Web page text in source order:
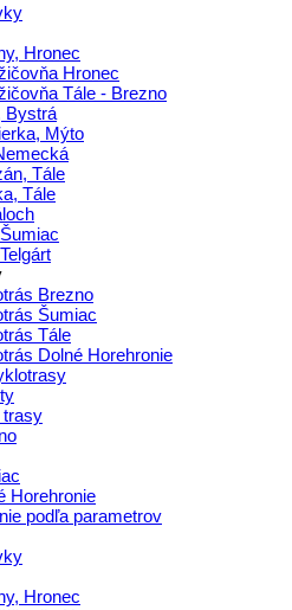
Hronec
Hronec
Tále - Brezno
Bystrá
Mýto
Tále
Tále
Brezno
Šumiac
Tále
Dolné Horehronie
Horehronie
podľa parametrov
Hronec